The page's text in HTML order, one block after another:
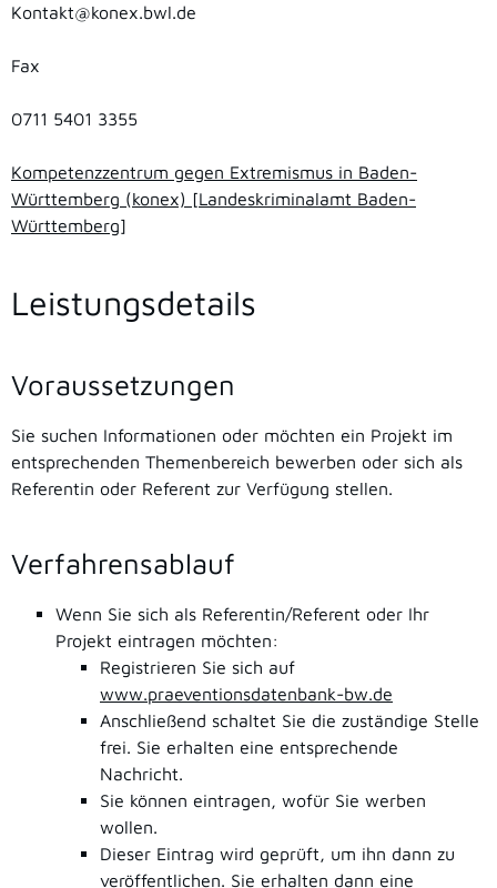
Kontakt@konex.bwl.de
Fax
0711 5401 3355
Kompetenzzentrum gegen Extremismus in Baden-
Württemberg (konex) [Landeskriminalamt Baden-
Württemberg]
Leistungsdetails
Voraussetzungen
Sie suchen Informationen oder möchten ein Projekt im
entsprechenden Themenbereich bewerben oder sich als
Referentin oder Referent zur Verfügung stellen.
Verfahrensablauf
Wenn Sie sich als Referentin/Referent oder Ihr
Projekt eintragen möchten:
Registrieren Sie sich auf
www.praeventionsdatenbank-bw.de
Anschließend schaltet Sie die zuständige Stelle
frei. Sie erhalten eine entsprechende
Nachricht.
Sie können eintragen, wofür Sie werben
wollen.
Dieser Eintrag wird geprüft, um ihn dann zu
veröffentlichen. Sie erhalten dann eine